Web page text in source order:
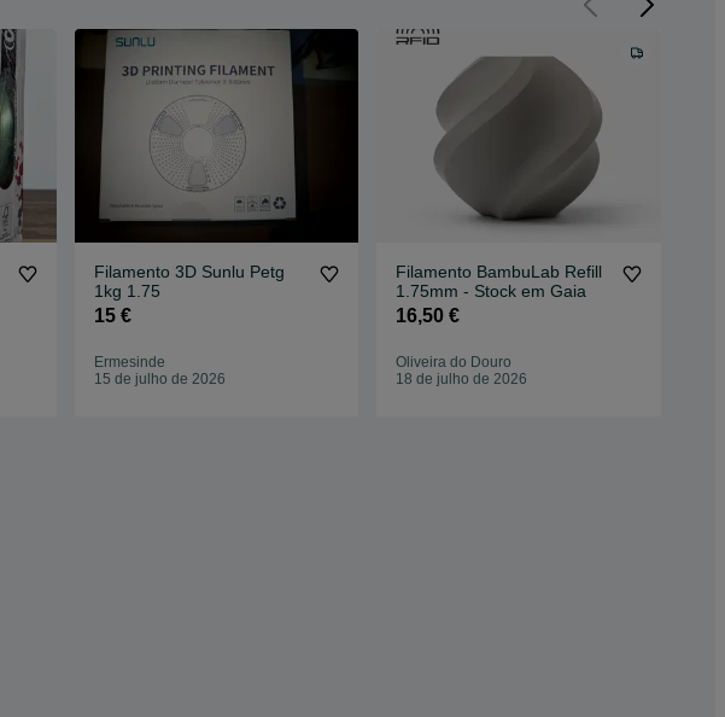
Filamento 3D Sunlu Petg
1kg 1.75
15 €
Ermesinde
15 de julho de 2026
Filamento BambuLab Refill
1.75mm - Stock em Gaia
16,50 €
Oliveira do Douro
18 de julho de 2026